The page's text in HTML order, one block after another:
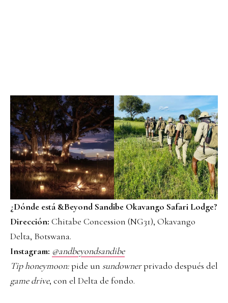
¿Dónde está &Beyond Sandibe Okavango Safari Lodge?
Dirección: Chitabe Concession (NG31), Okavango
Delta, Botswana.
Instagram: @andbeyondsandibe
Tip honeymoon:pide un sundownerprivado después del
game drive, con el Delta de fondo.